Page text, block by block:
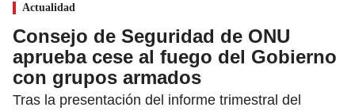
Actualidad
Consejo de Seguridad de ONU
aprueba cese al fuego del Gobierno
con grupos armados
Tras la presentación del informe trimestral del